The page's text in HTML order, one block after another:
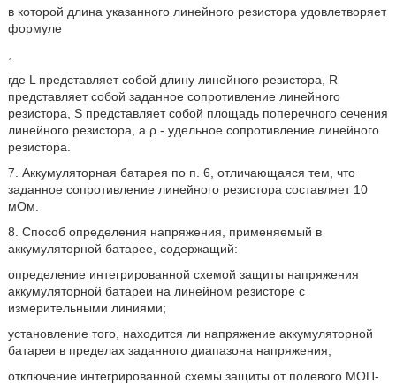
в которой длина указанного линейного резистора удовлетворяет
формуле
где L представляет собой длину линейного резистора, R
представляет собой заданное сопротивление линейного
резистора, S представляет собой площадь поперечного сечения
линейного резистора, а ρ - удельное сопротивление линейного
резистора.
7. Аккумуляторная батарея по п. 6, отличающаяся тем, что
заданное сопротивление линейного резистора составляет 10
мОм.
8. Способ определения напряжения, применяемый в
аккумуляторной батарее, содержащий:
определение интегрированной схемой защиты напряжения
аккумуляторной батареи на линейном резисторе с
измерительными линиями;
установление того, находится ли напряжение аккумуляторной
батареи в пределах заданного диапазона напряжения;
отключение интегрированной схемы защиты от полевого МОП-